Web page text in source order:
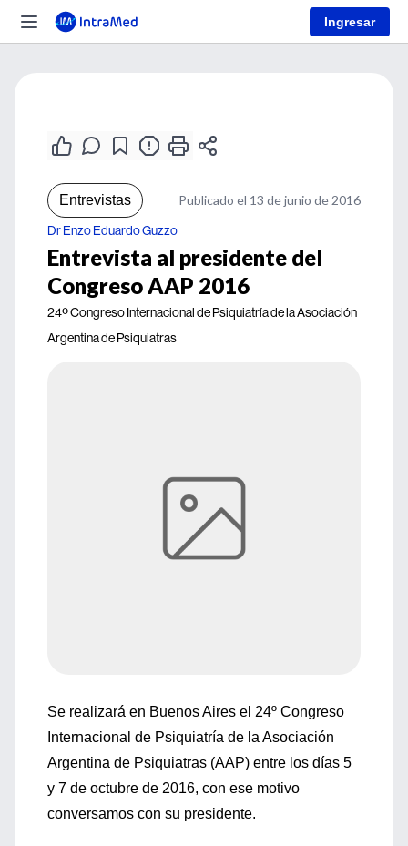
Ingresar
Entrevistas Publicado el 13 de junio de 2016
Dr Enzo Eduardo Guzzo
Entrevista al presidente del
Congreso AAP 2016
24º Congreso Internacional de Psiquiatría de la Asociación
Argentina de Psiquiatras
Se realizará en Buenos Aires el 24º Congreso
Internacional de Psiquiatría de la Asociación
Argentina de Psiquiatras (AAP) entre los días 5
y 7 de octubre de 2016, con ese motivo
conversamos con su presidente.